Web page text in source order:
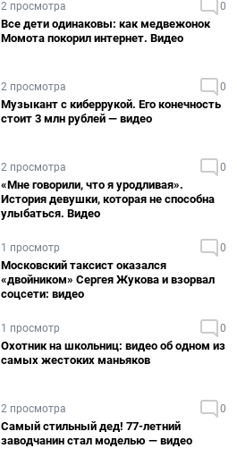
2 просмотра 0
Все дети одинаковы: как медвежонок
Момота покорил интернет. Видео
2 просмотра 0
Музыкант с киберрукой. Его конечность
стоит 3 млн рублей — видео
2 просмотра 0
«Мне говорили, что я уродливая».
История девушки, которая не способна
улыбаться. Видео
1 просмотр 0
Московский таксист оказался
«двойником» Сергея Жукова и взорвал
соцсети: видео
1 просмотр 0
Охотник на школьниц: видео об одном из
самых жестоких маньяков
2 просмотра 0
Самый стильный дед! 77-летний
заводчанин стал моделью — видео